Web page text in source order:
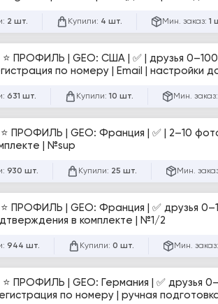
2 шт. Купили: 4 шт. Мин. заказ: 1
⭐️ ПРОФИЛЬ | GEO: США | ✅ | друзья
по номеру | Email | настройки
631 шт. Купили: 10 шт. Мин. заказ:
⭐️ ПРОФИЛЬ | GEO: Франция | ✅ | 2–10
| №sup
930 шт. Купили: 25 шт. Мин.
| GEO: Франция | ✅ друзья 0–100 | 2–5 фото | частично заполнен | Email | высокий траст | фото для
в комплекте | №1/2
944 шт. Купили: 0 шт. Мин. заказ:
| GEO: Германия | ✅ друзья 0–50+ | частично заполнен | 3–8 фото | посты | аватар | обложка | Email